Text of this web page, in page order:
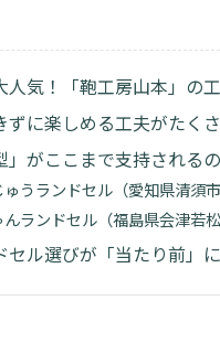
人気！「鞄工房山本」の
ずに楽しめる工夫がたく
」がここまで支持される
うランドセル（愛知県清須市
ランドセル（福島県会津若松
セル選びが「当たり前」